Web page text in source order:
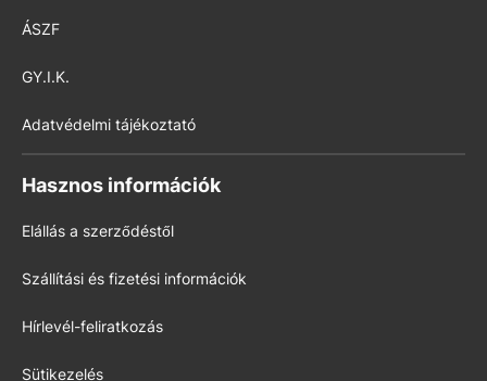
ÁSZF
GY.I.K.
Adatvédelmi tájékoztató
Hasznos információk
Elállás a szerződéstől
Szállítási és fizetési információk
Hírlevél-feliratkozás
Sütikezelés